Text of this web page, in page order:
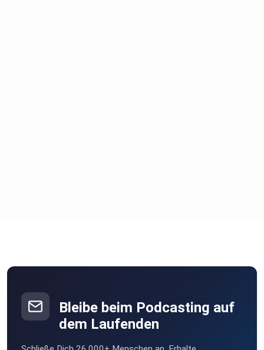
Bleibe beim Podcasting auf
dem Laufenden